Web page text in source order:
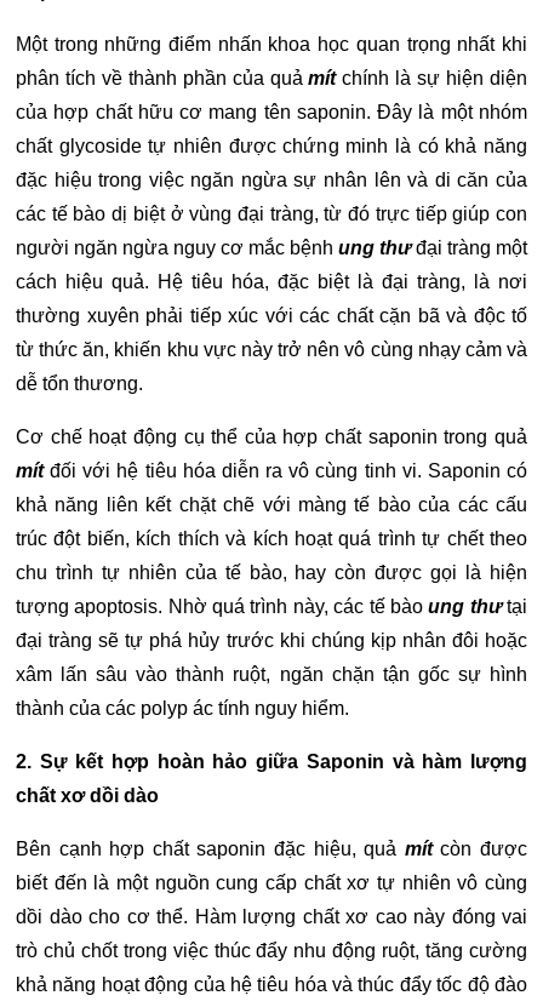
Một trong những điểm nhấn khoa học quan trọng nhất khi
phân tích về thành phần của quảmítchính là sự hiện diện
của hợp chất hữu cơ mang tên saponin. Đây là một nhóm
chất glycoside tự nhiên được chứng minh là có khả năng
đặc hiệu trong việc ngăn ngừa sự nhân lên và di căn của
các tế bào dị biệt ở vùng đại tràng, từ đó trực tiếp giúp con
người ngăn ngừa nguy cơ mắc bệnh ung thưđại tràng một
cách hiệu quả. Hệ tiêu hóa, đặc biệt là đại tràng, là nơi
thường xuyên phải tiếp xúc với các chất cặn bã và độc tố
từ thức ăn, khiến khu vực này trở nên vô cùng nhạy cảm và
dễ tổn thương.
Cơ chế hoạt động cụ thể của hợp chất saponin trong quả
mítđối với hệ tiêu hóa diễn ra vô cùng tinh vi. Saponin có
khả năng liên kết chặt chẽ với màng tế bào của các cấu
trúc đột biến, kích thích và kích hoạt quá trình tự chết theo
chu trình tự nhiên của tế bào, hay còn được gọi là hiện
tượng apoptosis. Nhờ quá trình này, các tế bàoung thưtại
đại tràng sẽ tự phá hủy trước khi chúng kịp nhân đôi hoặc
xâm lấn sâu vào thành ruột, ngăn chặn tận gốc sự hình
thành của các polyp ác tính nguy hiểm.
2. Sự kết hợp hoàn hảo giữa Saponin và hàm lượng
chất xơ dồi dào
Bên cạnh hợp chất saponin đặc hiệu, quả mítcòn được
biết đến là một nguồn cung cấp chất xơ tự nhiên vô cùng
dồi dào cho cơ thể. Hàm lượng chất xơ cao này đóng vai
trò chủ chốt trong việc thúc đẩy nhu động ruột, tăng cường
khả năng hoạt động của hệ tiêu hóa và thúc đẩy tốc độ đào